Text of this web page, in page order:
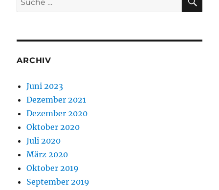
nach:
ARCHIV
Juni 2023
Dezember 2021
Dezember 2020
Oktober 2020
Juli 2020
März 2020
Oktober 2019
September 2019